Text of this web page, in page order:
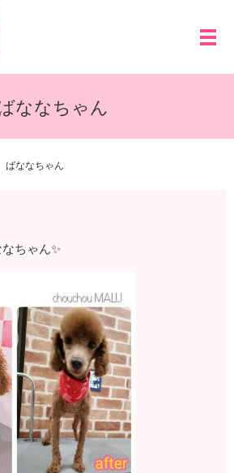
メ
ななちゃん
ばななちゃん
ちゃん✨